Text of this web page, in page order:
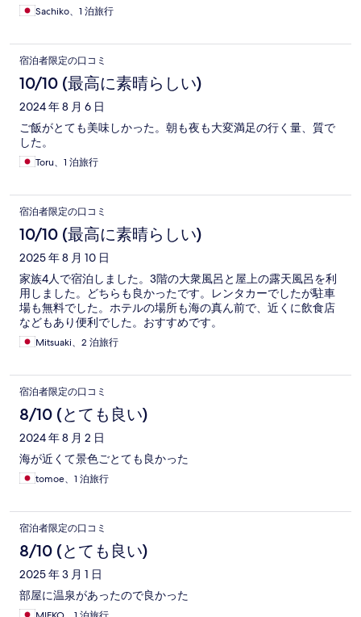
Sachiko、1 泊旅行
宿泊者限定の口コミ
10/10 (最高に素晴らしい)
2024 年 8 月 6 日
ご飯がとても美味しかった。朝も夜も大変満足の行く量、質で
した。
Toru、1 泊旅行
宿泊者限定の口コミ
10/10 (最高に素晴らしい)
2025 年 8 月 10 日
家族4人で宿泊しました。3階の大衆風呂と屋上の露天風呂を利
用しました。どちらも良かったです。レンタカーでしたが駐車
場も無料でした。ホテルの場所も海の真ん前で、近くに飲食店
などもあり便利でした。おすすめです。
Mitsuaki、2 泊旅行
宿泊者限定の口コミ
8/10 (とても良い)
2024 年 8 月 2 日
海が近くて景色ごとても良かった
tomoe、1 泊旅行
宿泊者限定の口コミ
8/10 (とても良い)
2025 年 3 月 1 日
部屋に温泉があったので良かった